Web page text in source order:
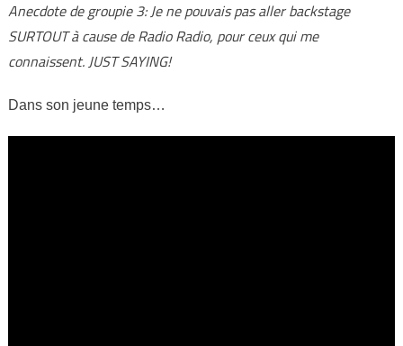
Anecdote de groupie 3: Je ne pouvais pas aller backstage
SURTOUT à cause de Radio Radio, pour ceux qui me
connaissent. JUST SAYING!
Dans son jeune temps…